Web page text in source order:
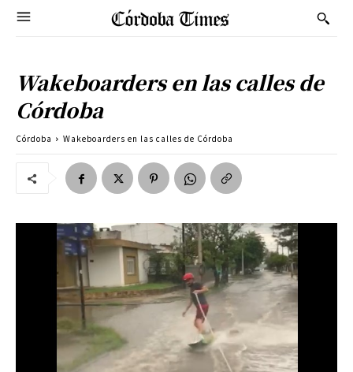
Wakeboarders en las calles de
Córdoba
Córdoba Wakeboarders en las calles de Córdoba